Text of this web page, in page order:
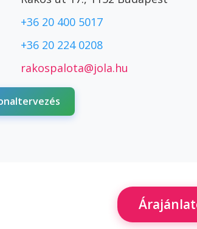
+36 20 400 5017
+36 20 224 0208
rakospalota@jola.hu